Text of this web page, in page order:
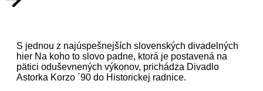
S jednou z najúspešnejších slovenských divadelných
hier Na koho to slovo padne, ktorá je postavená na
pätici oduševnených výkonov, prichádza Divadlo
Astorka Korzo ´90 do Historickej radnice.